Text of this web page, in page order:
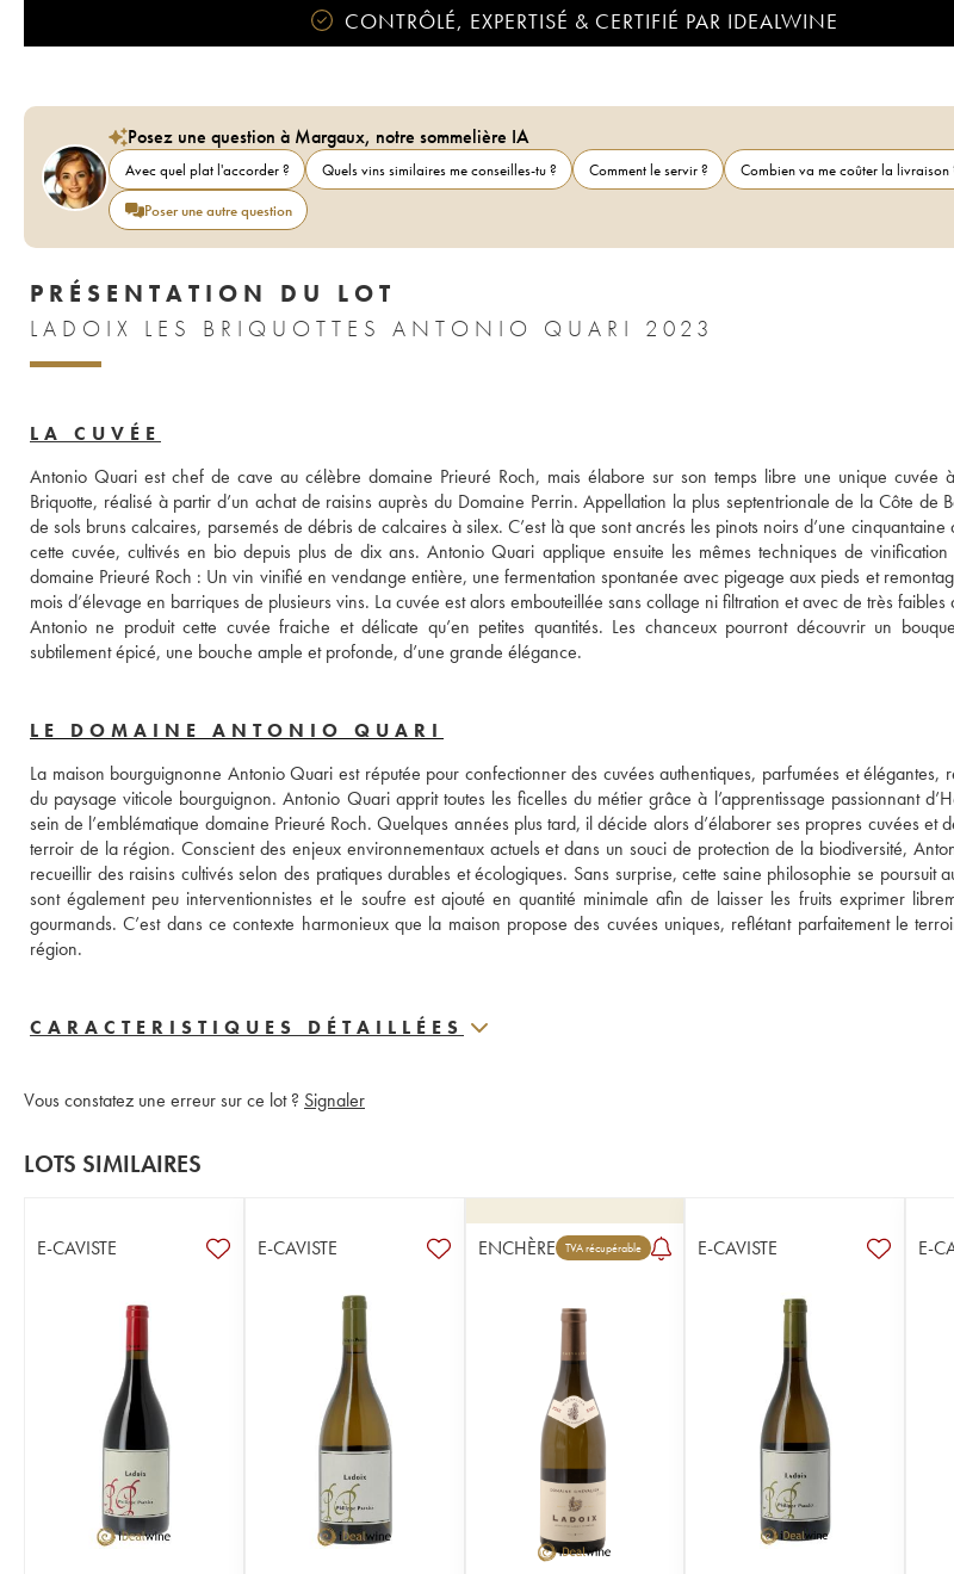
CONTRÔLÉ, EXPERTISÉ & CERTIFIÉ PAR IDEALWINE
Posez une question à Margaux, notre sommelière IA
Avec quel plat l'accorder ? Quels vins similaires me conseilles-tu ? Comment le servir ?
Combien va me coûter la livraison
Poser une autre question
PRÉSENTATION DU LOT
LADOIX LES BRIQUOTTES ANTONIO QUARI 2023
LA CUVÉE
Antonio Quari est chef de cave au célèbre domaine Prieuré Roch, mais élabore sur son temps libre une unique cuvée
Briquotte, réalisé à partir d’un achat de raisins auprès du Domaine Perrin. Appellation la plus septentrionale de la Côte de
de sols bruns calcaires, parsemés de débris de calcaires à silex. C’est là que sont ancrés les pinots noirs d’une cinquantaine
cette cuvée, cultivés en bio depuis plus de dix ans. Antonio Quari applique ensuite les mêmes techniques de vinification
domaine Prieuré Roch : Un vin vinifié en vendange entière, une fermentation spontanée avec pigeage aux pieds et
mois d’élevage en barriques de plusieurs vins. La cuvée est alors embouteillée sans collage ni filtration et avec de très faibles
Antonio ne produit cette cuvée fraiche et délicate qu’en petites quantités. Les chanceux pourront découvrir un
subtilement épicé, une bouche ample et profonde, d’une grande élégance.
LE DOMAINE ANTONIO QUARI
La maison bourguignonne Antonio Quari est réputée pour confectionner des cuvées authentiques, parfumées et élégantes,
du paysage viticole bourguignon. Antonio Quari apprit toutes les ficelles du métier grâce à l’apprentissage passionnant
sein de l’emblématique domaine Prieuré Roch. Quelques années plus tard, il décide alors d’élaborer ses propres cuvées et
terroir de la région. Conscient des enjeux environnementaux actuels et dans un souci de protection de la biodiversité,
recueillir des raisins cultivés selon des pratiques durables et écologiques. Sans surprise, cette saine philosophie se poursuit
sont également peu interventionnistes et le soufre est ajouté en quantité minimale afin de laisser les fruits exprimer
gourmands. C’est dans ce contexte harmonieux que la maison propose des cuvées uniques, reflétant parfaitement le
région.
CARACTERISTIQUES DÉTAILLÉES
Vous constatez une erreur sur ce lot ? Signaler
LOTS SIMILAIRES
E-CAVISTE E-CAVISTE ENCHÈRE TVA récupérable E-CAVISTE E-